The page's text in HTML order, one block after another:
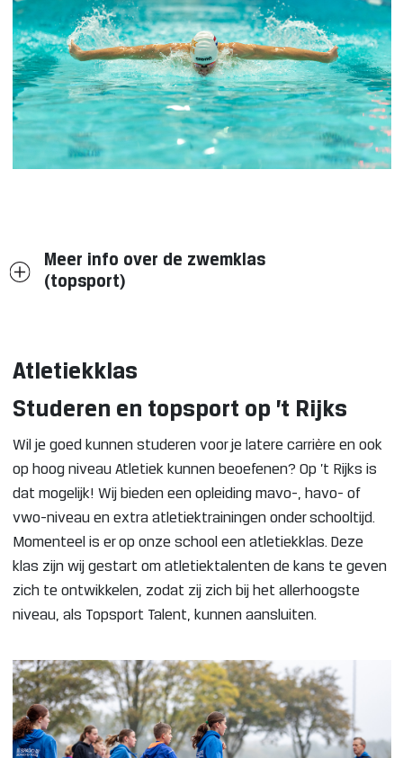
Meer info over de zwemklas
(topsport)
Atletiekklas
Studeren en topsport op ’t Rijks
Wil je goed kunnen studeren voor je latere carrière en ook
op hoog niveau Atletiek kunnen beoefenen? Op ’t Rijks is
dat mogelijk! Wij bieden een opleiding mavo-, havo- of
vwo-niveau en extra atletiektrainingen onder schooltijd.
Momenteel is er op onze school een atletiekklas. Deze
klas zijn wij gestart om atletiektalenten de kans te geven
zich te ontwikkelen, zodat zij zich bij het allerhoogste
niveau, als Topsport Talent, kunnen aansluiten.